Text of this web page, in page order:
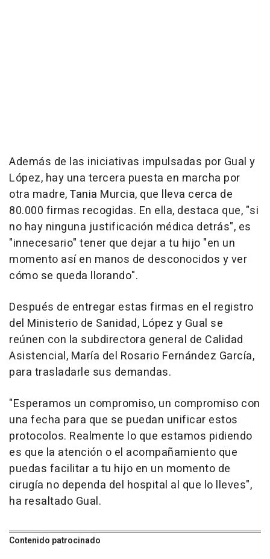
Además de las iniciativas impulsadas por Gual y
López, hay una tercera puesta en marcha por
otra madre, Tania Murcia, que lleva cerca de
80.000 firmas recogidas. En ella, destaca que, "si
no hay ninguna justificación médica detrás", es
"innecesario" tener que dejar a tu hijo "en un
momento así en manos de desconocidos y ver
cómo se queda llorando".
Después de entregar estas firmas en el registro
del Ministerio de Sanidad, López y Gual se
reúnen con la subdirectora general de Calidad
Asistencial, María del Rosario Fernández García,
para trasladarle sus demandas.
"Esperamos un compromiso, un compromiso con
una fecha para que se puedan unificar estos
protocolos. Realmente lo que estamos pidiendo
es que la atención o el acompañamiento que
puedas facilitar a tu hijo en un momento de
cirugía no dependa del hospital al que lo lleves",
ha resaltado Gual.
Contenido patrocinado